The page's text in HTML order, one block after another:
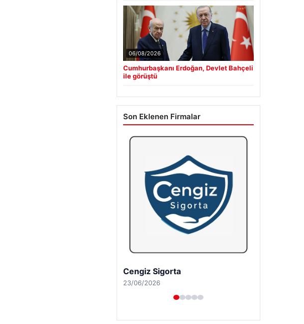
06/08/2026
Cumhurbaşkanı Erdoğan, Devlet Bahçeli
ile görüştü
Son Eklenen Firmalar
Hastaş Beton
26/05/2026